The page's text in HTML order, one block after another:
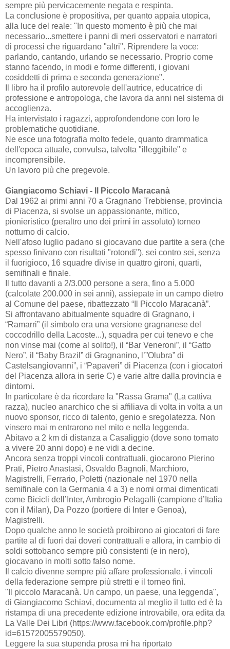
sempre più pervicacemente negata e respinta.
La conclusione è propositiva, per quanto appaia utopica,
alla luce del reale: "In questo momento è più che mai
necessario...smettere i panni di meri osservatori e narratori
di processi che riguardano "altri". Riprendere la voce:
parlando, cantando, urlando se necessario. Proprio come
stanno facendo, in modi e forme differenti, i giovani
cosiddetti di prima e seconda generazione".
Il libro ha il profilo autorevole dell'autrice, educatrice di
professione e antropologa, che lavora da anni nel sistema di
accoglienza.
Ha intervistato i ragazzi, approfondendone con loro le
problematiche quotidiane.
Ne esce una fotografia molto fedele, quanto drammatica
dell'epoca attuale, convulsa, talvolta "illeggibile" e
incomprensibile.
Un lavoro più che pregevole.
Giangiacomo Schiavi - Il Piccolo Maracanà
Dal 1962 ai primi anni 70 a Gragnano Trebbiense, provincia
di Piacenza, si svolse un appassionante, mitico,
pionieristico (peraltro uno dei primi in assoluto) torneo
notturno di calcio.
Nell'afoso luglio padano si giocavano due partite a sera (che
spesso finivano con risultati "rotondi"), sei contro sei, senza
il fuorigioco, 16 squadre divise in quattro gironi, quarti,
semifinali e finale.
Il tutto davanti a 2/3.000 persone a sera, fino a 5.000
(calcolate 200.000 in sei anni), assiepate in un campo dietro
al Comune del paese, ribattezzato “Il Piccolo Maracanà”.
Si affrontavano abitualmente squadre di Gragnano, i
“Ramarri” (il simbolo era una versione gragnanese del
coccodrillo della Lacoste...), squadra per cui tenevo e che
non vinse mai (come al solito!), il “Bar Veneroni”, il “Gatto
Nero”, il “Baby Brazil” di Gragnanino, l’”Olubra” di
Castelsangiovanni”, i “Papaveri” di Piacenza (con i giocatori
del Piacenza allora in serie C) e varie altre dalla provincia e
dintorni.
In particolare è da ricordare la "Rassa Grama" (La cattiva
razza), nucleo anarchico che si affiliava di volta in volta a un
nuovo sponsor, ricco di talento, genio e sregolatezza. Non
vinsero mai m entrarono nel mito e nella leggenda.
Abitavo a 2 km di distanza a Casaliggio (dove sono tornato
a vivere 20 anni dopo) e ne vidi a decine.
Ancora senza troppi vincoli contrattuali, giocarono Pierino
Prati, Pietro Anastasi, Osvaldo Bagnoli, Marchioro,
Magistrelli, Ferrario, Poletti (nazionale nel 1970 nella
semifinale con la Germania 4 a 3) e nomi ormai dimenticati
come Bicicli dell’Inter, Ambrogio Pelagalli (campione d’Italia
con il Milan), Da Pozzo (portiere di Inter e Genoa),
Magistrelli.
Dopo qualche anno le società proibirono ai giocatori di fare
partite al di fuori dai doveri contrattuali e allora, in cambio di
soldi sottobanco sempre più consistenti (e in nero),
giocavano in molti sotto falso nome.
Il calcio divenne sempre più affare professionale, i vincoli
della federazione sempre più stretti e il torneo finì.
"Il piccolo Maracanà. Un campo, un paese, una leggenda",
di Giangiacomo Schiavi, documenta al meglio il tutto ed è la
ristampa di una precedente edizione introvabile, ora edita da
La Valle Dei Libri (https://www.facebook.com/profile.php?
id=61572005579050).
Leggere la sua stupenda prosa mi ha riportato